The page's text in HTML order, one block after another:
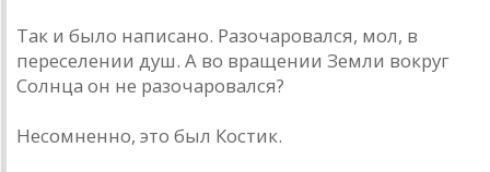
Так и было написано. Разочаровался, мол, в
переселении душ. А во вращении Земли вокруг
Солнца он не разочаровался?
Несомненно, это был Костик.